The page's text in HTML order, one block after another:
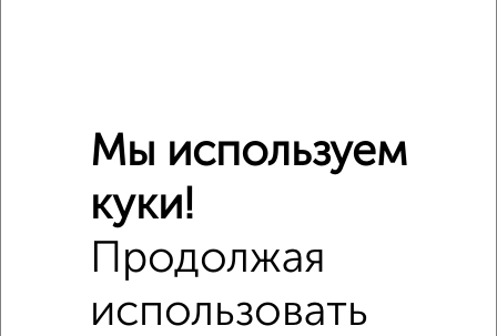
Похожие предложения рядом
1‑комнатные квартиры недалеко от Леонида Булавина 9
Мы используем
куки!
Продолжая
использовать